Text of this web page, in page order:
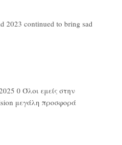
2023 continued to bring sad
0 Όλοι εμείς στην
μεγάλη προσφορά